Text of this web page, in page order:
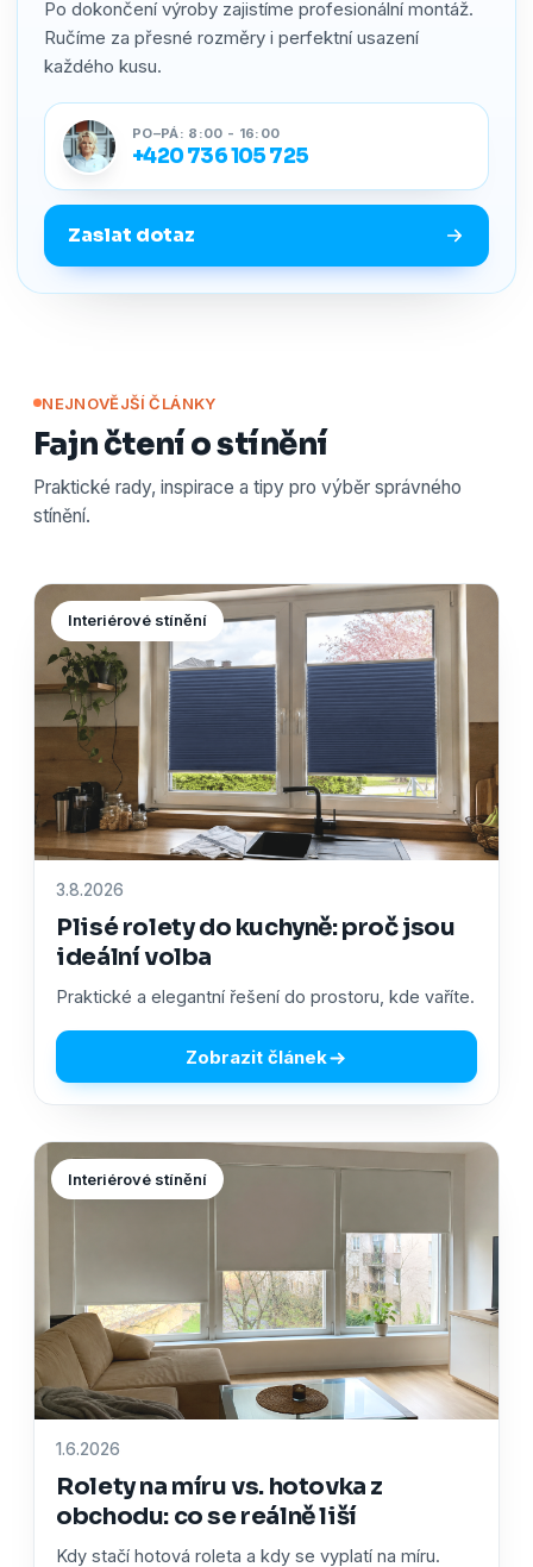
Po dokončení výroby zajistíme profesionální montáž.
Ručíme za přesné rozměry i perfektní usazení
každého kusu.
PO–PÁ: 8:00 - 16:00
+420 736 105 725
Zaslat dotaz
NEJNOVĚJŠÍ ČLÁNKY
Fajn čtení o stínění
Praktické rady, inspirace a tipy pro výběr správného
stínění.
Interiérové stínění
3.8.2026
Plisé rolety do kuchyně: proč jsou
ideální volba
Praktické a elegantní řešení do prostoru, kde vaříte.
Zobrazit článek
Interiérové stínění
1.6.2026
Rolety na míru vs. hotovka z
obchodu: co se reálně liší
Kdy stačí hotová roleta a kdy se vyplatí na míru.